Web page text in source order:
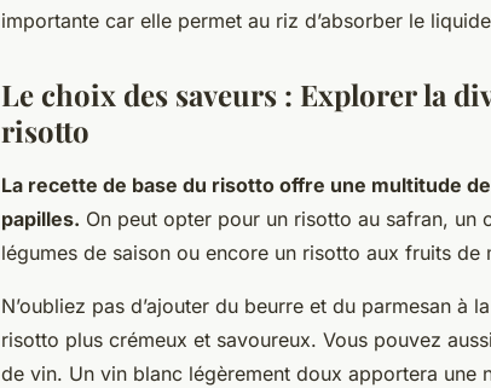
importante car elle permet au riz d’absorber le
Le choix des saveurs : Explorer la
risotto
La recette de base du risotto offre une multitude
papilles. On peut opter pour un risotto au safran, un
légumes de saison ou encore un risotto aux fruits
N’oubliez pas d’ajouter du beurre et du parmesan à
risotto plus crémeux et savoureux. Vous pouvez
de vin. Un vin blanc légèrement doux apportera une